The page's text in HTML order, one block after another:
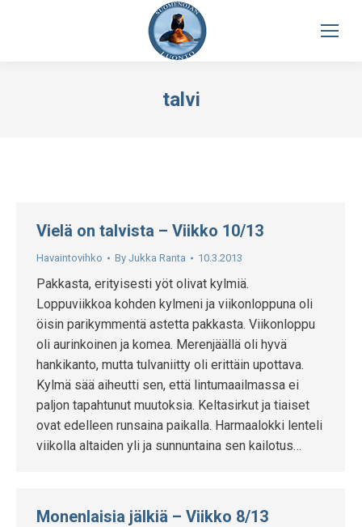
talvi
Vielä on talvista – Viikko 10/13
Havaintovihko By Jukka Ranta 10.3.2013
Pakkasta, erityisesti yöt olivat kylmiä.
Loppuviikkoa kohden kylmeni ja viikonloppuna oli
öisin parikymmentä astetta pakkasta. Viikonloppu
oli aurinkoinen ja komea. Merenjäällä oli hyvä
hankikanto, mutta tulvaniitty oli erittäin upottava.
Kylmä sää aiheutti sen, että lintumaailmassa ei
paljon tapahtunut muutoksia. Keltasirkut ja tiaiset
ovat edelleen runsaina paikalla. Harmaalokki lenteli
viikolla altaiden yli ja sunnuntaina sen kailotus…
Monenlaisia jälkiä – Viikko 8/13